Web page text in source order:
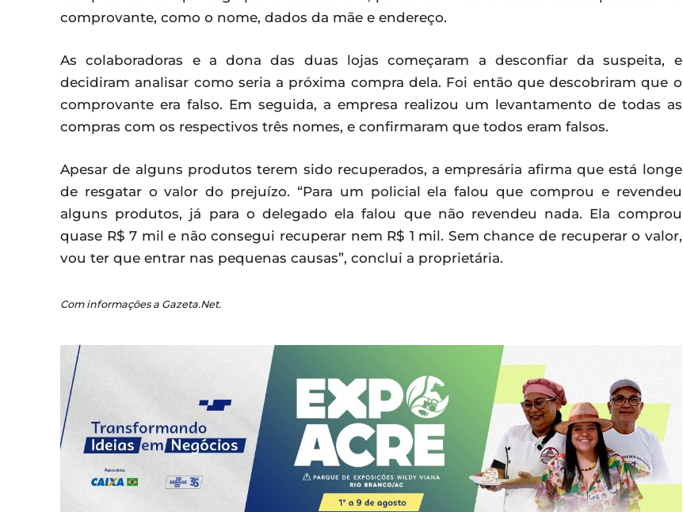
comprovante, como o nome, dados da mãe e endereço.
As colaboradoras e a dona das duas lojas começaram a desconfiar da suspeita, e
decidiram analisar como seria a próxima compra dela. Foi então que descobriram que o
comprovante era falso. Em seguida, a empresa realizou um levantamento de todas as
compras com os respectivos três nomes, e confirmaram que todos eram falsos.
Apesar de alguns produtos terem sido recuperados, a empresária afirma que está longe
de resgatar o valor do prejuízo. “Para um policial ela falou que comprou e revendeu
alguns produtos, já para o delegado ela falou que não revendeu nada. Ela comprou
quase R$ 7 mil e não consegui recuperar nem R$ 1 mil. Sem chance de recuperar o valor,
vou ter que entrar nas pequenas causas”, conclui a proprietária.
Com informações a Gazeta.Net.